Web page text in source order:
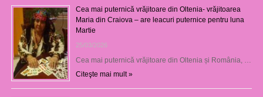
Cea mai puternică vrăjitoare din Oltenia- vrăjitoarea
Maria din Craiova – are leacuri puternice pentru luna
Martie
25/03/2026
Cea mai puternică vrăjitoare din Oltenia și România, …
Citeşte mai mult »